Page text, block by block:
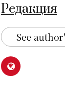
Редакция
See